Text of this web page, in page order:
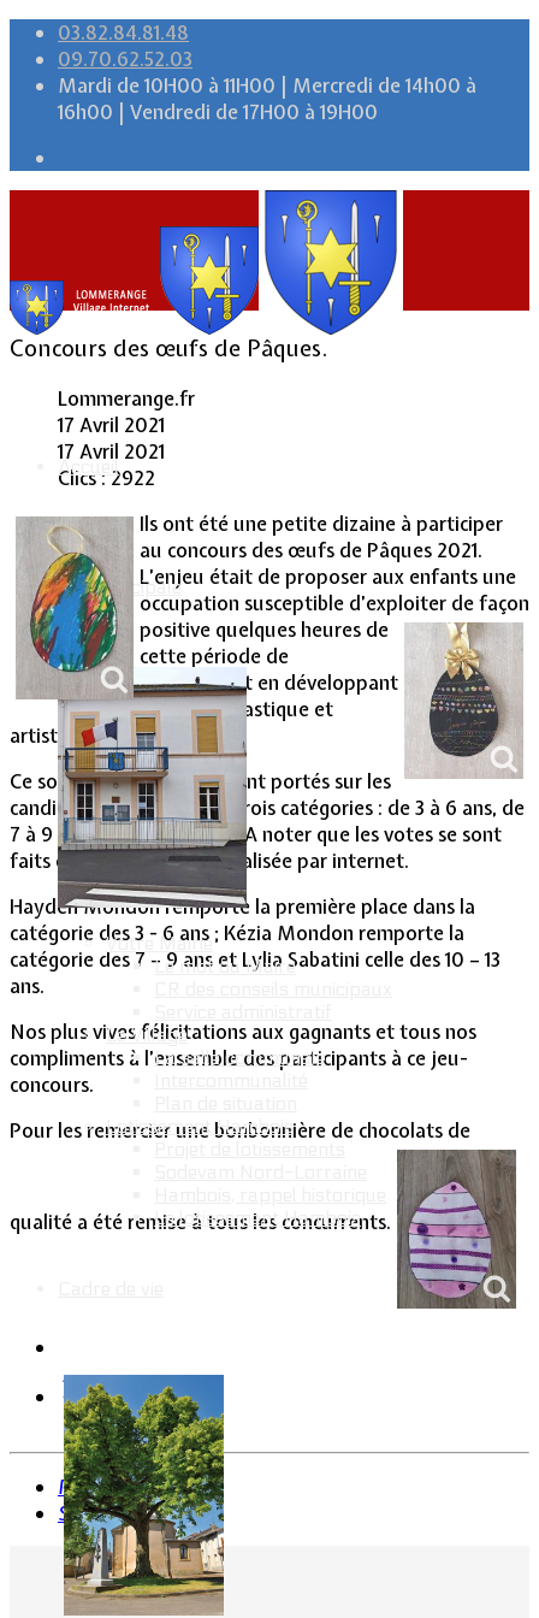
03.82.84.81.48
09.70.62.52.03
Mardi de 10H00 à 11H00 | Mercredi de 14h00 à
16h00 | Vendredi de 17H00 à 19H00
Accueil
Vie Municipale
Votre Mairie
Le mot du Maire
Le Village
La salle communale
Lotissement Hambois
Le lotissement Hambois
Concours des œufs de Pâques.
Lommerange.fr
17 Avril 2021
17 Avril 2021
Clics : 2922
Ils ont été une petite dizaine à participer
au concours des œufs de Pâques 2021.
L’enjeu était de proposer aux enfants une
occupation susceptible d’exploiter de façon
positive quelques heures de
cette période de
confinement en développant
leur fibre plastique et
artistique.
Ce sont 130 votes qui se sont portés sur les
candidats départagés en trois catégories : de 3 à 6 ans, de
7 à 9 ans et de 10 à 13 ans. A noter que les votes se sont
faits de manière dématérialisée par internet.
Hayden Mondon remporte la première place dans la
catégorie des 3 - 6 ans ; Kézia Mondon remporte la
catégorie des 7 – 9 ans et Lylia Sabatini celle des 10 – 13
ans.
Nos plus vives félicitations aux gagnants et tous nos
compliments à l’ensemble des participants à ce jeu-
concours.
Pour les remercier une bonbonnière de chocolats de
qualité a été remise à tous les concurrents.
Précédent
Suivant